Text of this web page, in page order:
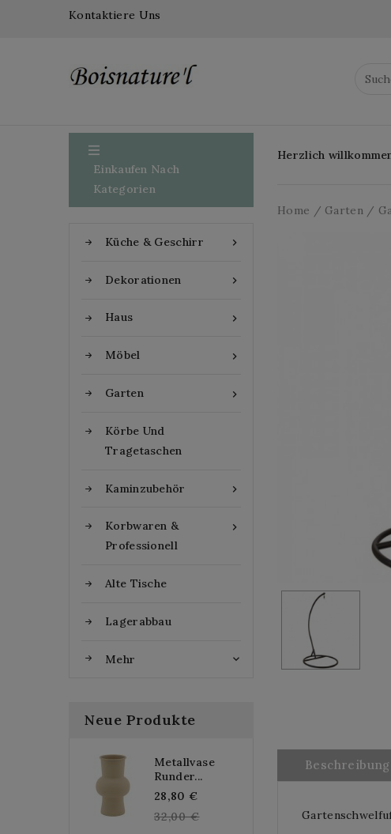
Kontaktiere Uns

Einkaufen Nach
Kategorien

Küche & Geschirr

Dekorationen

Haus

Möbel

Garten
Körbe Und
Tragetaschen

Kaminzubehör

Korbwaren &
Professionell
Alte Tische
Lagerabbau
Mehr 
Neue Produkte
Metallvase
Runder...
28,80 €
price
32,00 €
Herzlich
Home Garten
Beschreibung